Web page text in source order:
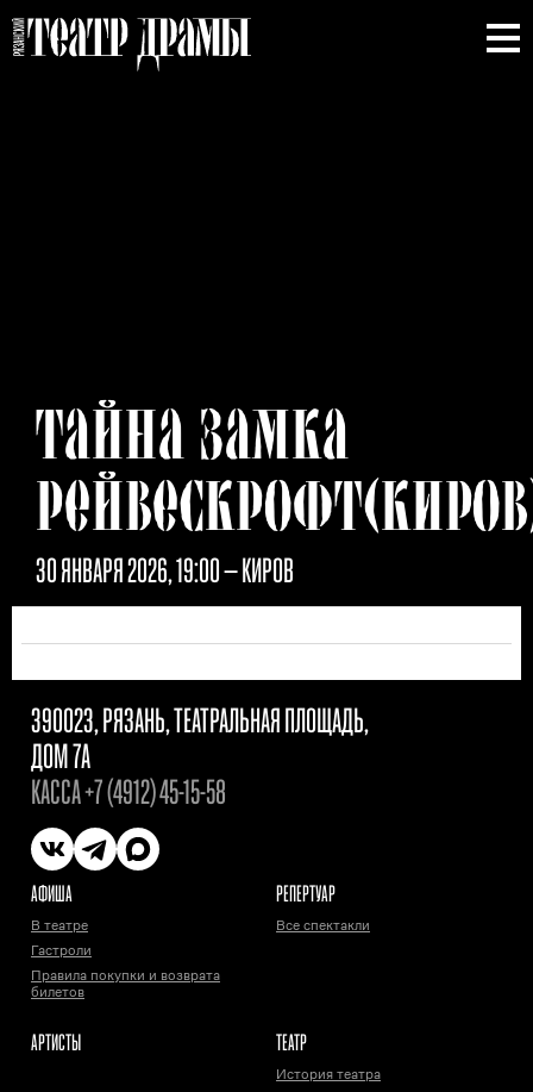
ТАЙНА ЗАМКА
30 ЯНВАРЯ 2026, 19:00— КИРОВ
390023, РЯЗАНЬ, ТЕАТРАЛЬНАЯ ПЛОЩАДЬ,
ДОМ 7А
КАССА+7 (4912) 45-15-58
АФИША
В театре
Гастроли
Правила покупки и возврата
билетов
РЕПЕРТУАР
Все спектакли
АРТИСТЫ ТЕАТР
История театра